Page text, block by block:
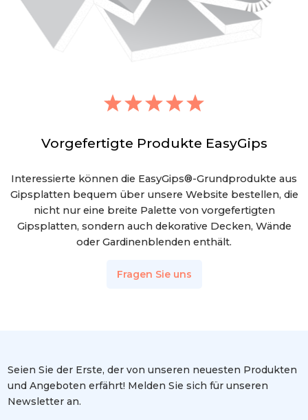
Vorgefertigte Produkte EasyGips
Interessierte können die EasyGips®-Grundprodukte aus
Gipsplatten bequem über unsere Website bestellen, die
nicht nur eine breite Palette von vorgefertigten
Gipsplatten, sondern auch dekorative Decken, Wände
oder Gardinenblenden enthält.
Fragen Sie uns
Seien Sie der Erste, der von unseren neuesten Produkten
und Angeboten erfährt! Melden Sie sich für unseren
Newsletter an.